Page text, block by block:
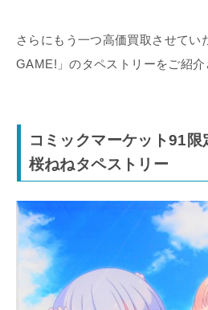
さらにもう一つ高価買取させてい
GAME!」のタペストリーをご紹介
コミックマーケット91限
桜ねねタペストリー